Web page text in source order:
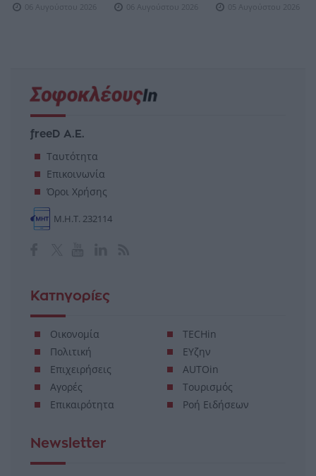
06 Αυγούστου 2026 06 Αυγούστου 2026 05 Αυγούστου 2026
freeD Α.Ε.
Ταυτότητα
Επικοινωνία
Όροι Χρήσης
Μ.Η.Τ. 232114
Κατηγορίες
Οικονομία
Πολιτική
Επιχειρήσεις
Αγορές
Επικαιρότητα
TECHin
ΕΥζην
AUTOin
Τουρισμός
Ροή Ειδήσεων
Newsletter